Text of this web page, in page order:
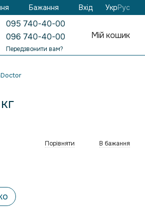
Бажання Вхід УкрРус
095 740-40-00
096 740-40-00
Передзвонити вам?
Мій кошик
Порівняти В бажання